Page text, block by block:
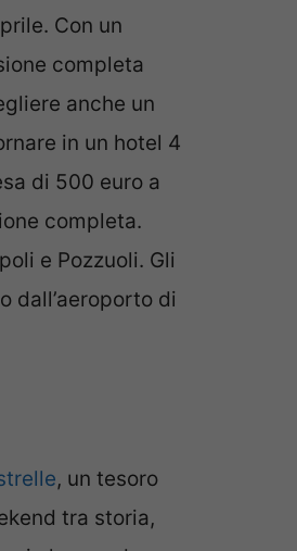
Con un
completa
anche un
in un hotel 4
di 500 euro a
completa.
e Pozzuoli. Gli
dall’aeroporto di
, un tesoro
tra storia,